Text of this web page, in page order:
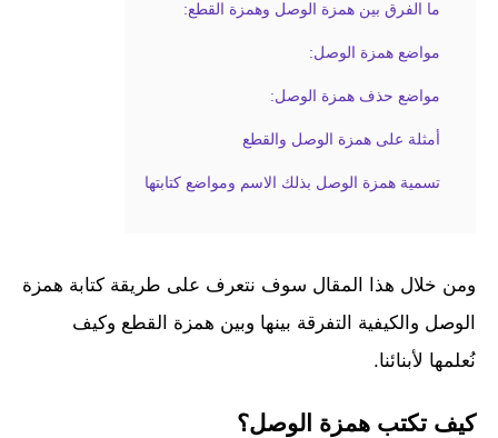
ما الفرق بين همزة الوصل وهمزة القطع:
مواضع همزة الوصل:
مواضع حذف همزة الوصل:
أمثلة على همزة الوصل والقطع
تسمية همزة الوصل بذلك الاسم ومواضع كتابتها
ومن خلال هذا المقال سوف نتعرف على طريقة كتابة همزة
الوصل والكيفية التفرقة بينها وبين همزة القطع وكيف
نُعلمها لأبنائنا.
كيف تكتب همزة الوصل؟